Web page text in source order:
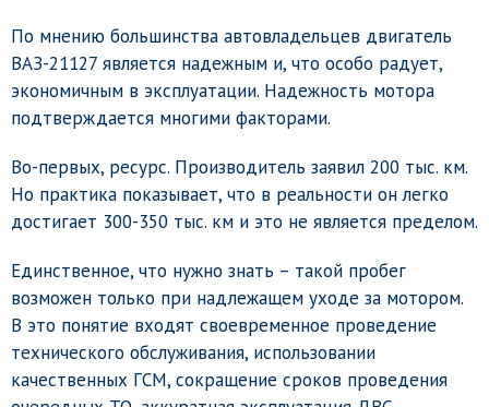
По мнению большинства автовладельцев двигатель
ВАЗ-21127 является надежным и, что особо радует,
экономичным в эксплуатации. Надежность мотора
подтверждается многими факторами.
Во-первых, ресурс. Производитель заявил 200 тыс. км.
Но практика показывает, что в реальности он легко
достигает 300-350 тыс. км и это не является пределом.
Единственное, что нужно знать – такой пробег
возможен только при надлежащем уходе за мотором.
В это понятие входят своевременное проведение
технического обслуживания, использовании
качественных ГСМ, сокращение сроков проведения